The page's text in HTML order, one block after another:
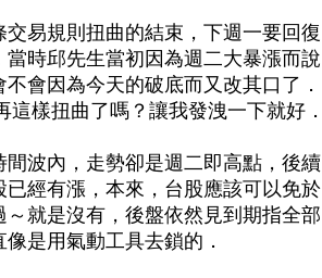
易規則扭曲的結束，下週一要回復
時邱先生當初因為週二大暴漲而說
會因為今天的破底而又改其口了．
樣扭曲了嗎？讓我發洩一下就好．
波內，走勢卻是週二即高點，後續
經有漲，本來，台股應該可以免於
就是沒有，後盤依然見到期指全部
是用氣動工具去鎖的．